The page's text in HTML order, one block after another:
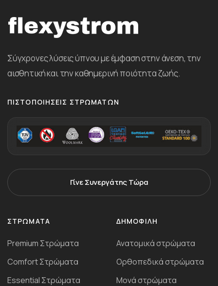
Σύγχρονες λύσεις ύπνου με έμφαση στην άνεση, την
αισθητική και την καθημερινή ποιότητα ζωής.
ΠΙΣΤΟΠΟΙΉΣΕΙΣ ΣΤΡΩΜΆΤΩΝ
Γίνε Συνεργάτης Τώρα
ΣΤΡΏΜΑΤΑ
Premium Στρώματα
Comfort Στρώματα
Essential Στρώματα
ΔΗΜΟΦΙΛΗ
Ανατομικά στρώματα
Ορθοπεδικά στρώματα
Μονά στρώματα